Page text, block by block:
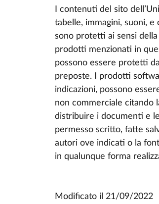
I contenuti del sito
tabelle, immagini, suoni,
sono protetti ai sensi
prodotti menzionati in
possono essere protetti
preposte. I prodotti
indicazioni, possono
non commerciale citando
distribuire i documenti e
permesso scritto, fatte
autori ove indicati o la
in qualunque forma
Modificato il 21/09/2022